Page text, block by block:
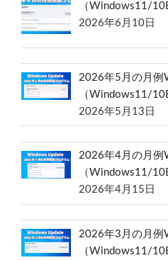
（Windows11/
2026年6月10日
2026年5月の月例
（Windows11/
2026年5月13日
2026年4月の月例
（Windows11/
2026年4月15日
2026年3月の月例
（Windows11/